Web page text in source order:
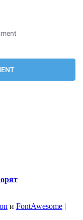
и FontAwesome |